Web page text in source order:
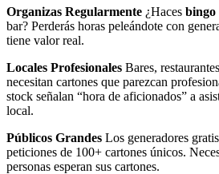
Organizas Regularmente ¿Haces bingo
bar? Perderás horas peleándote con
tiene valor real.
Locales Profesionales Bares,
necesitan cartones que parezcan
stock señalan “hora de aficionados” a
local.
Públicos Grandes Los generadores
peticiones de 100+ cartones únicos.
personas esperan sus cartones.